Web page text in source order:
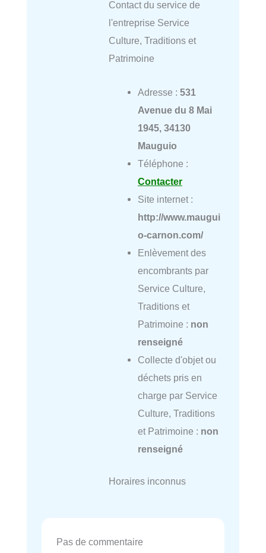
Contact du service de
l'entreprise Service
Culture, Traditions et
Patrimoine
Adresse : 531
Avenue du 8 Mai
1945, 34130
Mauguio
Téléphone :
Contacter
Site internet :
http://www.maugui
o-carnon.com/
Enlèvement des
encombrants par
Service Culture,
Traditions et
Patrimoine : non
renseigné
Collecte d'objet ou
déchets pris en
charge par Service
Culture, Traditions
et Patrimoine : non
renseigné
Horaires inconnus
Pas de commentaire